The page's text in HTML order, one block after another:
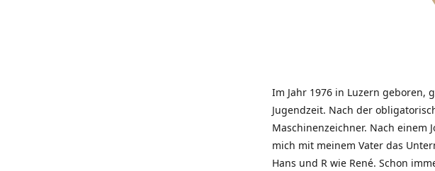
Im Jahr 1976 in Luzern geboren,
Jugendzeit. Nach der
Maschinenzeichner. Nach einem
mich mit meinem Vater das
Hans und R wie René. Schon